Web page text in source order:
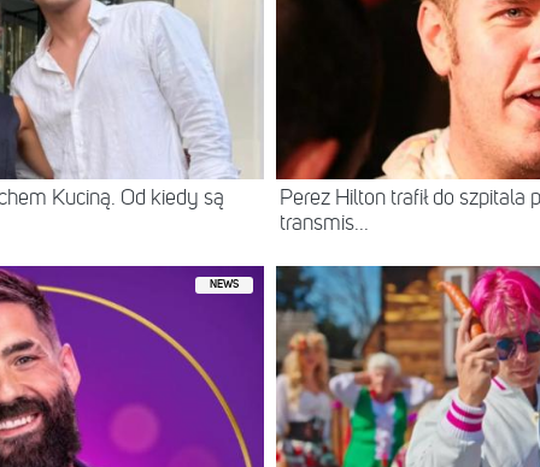
Kuciną. Od kiedy są
Perez Hilton trafił do szpitala
transmis...
NEWS